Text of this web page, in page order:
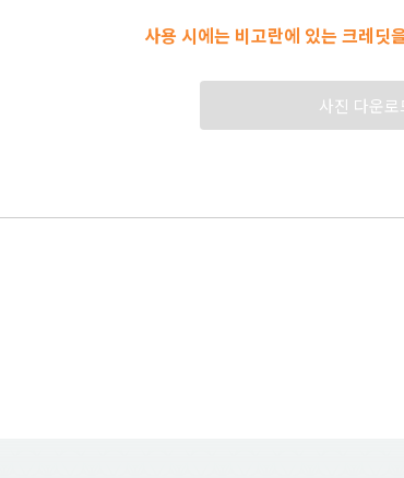
사용 시에는 비고란에 있는 크레딧
사진 다운로